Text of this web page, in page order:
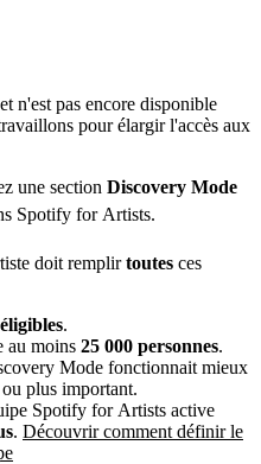
n'est pas encore disponible
pour élargir l'accès aux
une section Discovery Mode
Spotify for Artists.
doit remplirtoutes ces
.
au moins 25 000 personnes.
Mode fonctionnait mieux
plus important.
Spotify for Artists active
. Découvrir comment définir le